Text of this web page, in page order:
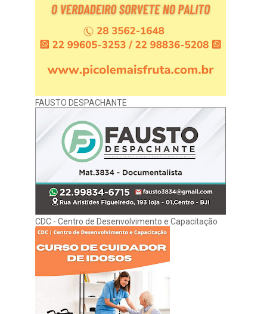
FAUSTO DESPACHANTE
CDC - Centro de Desenvolvimento e Capacitação